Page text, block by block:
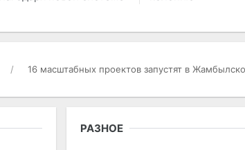
16 масштабных проектов запустят в
РАЗНОЕ